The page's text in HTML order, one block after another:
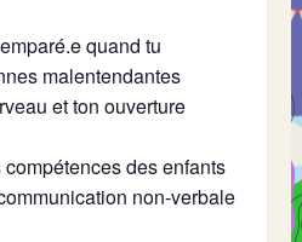
quand tu
malentendantes
et ton ouverture
des enfants
non-verbale